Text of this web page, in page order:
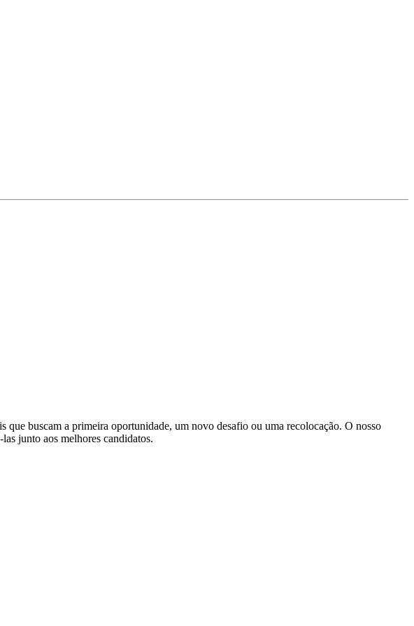
buscam a primeira oportunidade, um novo desafio ou uma recolocação. O nosso
junto aos melhores candidatos.